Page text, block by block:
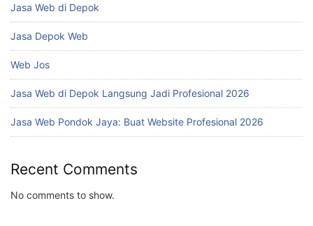
Jasa Web di Depok
Jasa Depok Web
Web Jos
Jasa Web di Depok Langsung Jadi Profesional 2026
Jasa Web Pondok Jaya: Buat Website Profesional 2026
Recent Comments
No comments to show.